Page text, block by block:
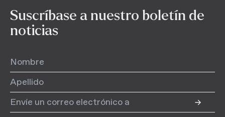
Suscríbase a nuestro boletín de
noticias